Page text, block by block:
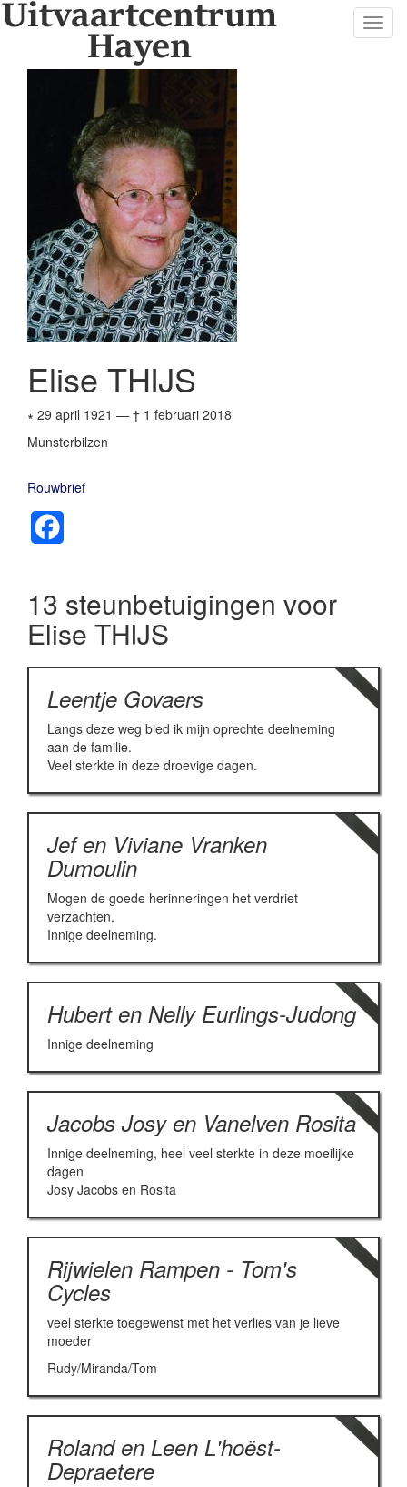
Elise THIJS
∗ 29 april 1921 — † 1 februari 2018
Munsterbilzen
Rouwbrief
13 steunbetuigingen voor
Elise THIJS
Leentje Govaers
Langs deze weg bied ik mijn oprechte deelneming
aan de familie.
Veel sterkte in deze droevige dagen.
Jef en Viviane Vranken
Dumoulin
Mogen de goede herinneringen het verdriet
verzachten.
Innige deelneming.
Hubert en Nelly Eurlings-Judong
Innige deelneming
Jacobs Josy en Vanelven Rosita
Innige deelneming, heel veel sterkte in deze moeilijke
dagen
Josy Jacobs en Rosita
Rijwielen Rampen - Tom's
Cycles
veel sterkte toegewenst met het verlies van je lieve
moeder
Rudy/Miranda/Tom
Roland en Leen L'hoëst-
Depraetere